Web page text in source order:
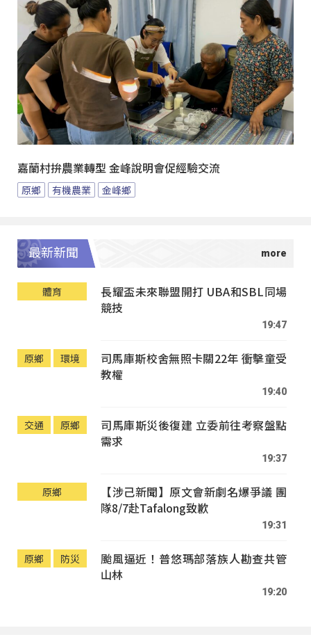
嘉蘭村拚農業轉型 金峰說明會促經驗交流
原鄉 有機農業 金峰鄉
最新新聞
體育
長耀盃未來聯盟開打 UBA和SBL同場
競技
19:47
原鄉 環境
司馬庫斯校舍無照卡關22年 衝擊童受
教權
19:40
交通 原鄉
司馬庫斯災後復建 立委前往考察盤點
需求
19:37
原鄉
【涉己新聞】原文會新劇名爆爭議 團
隊8/7赴Tafalong致歉
19:31
原鄉 防災
颱風逼近！普悠瑪部落族人勘查共管
山林
19:20